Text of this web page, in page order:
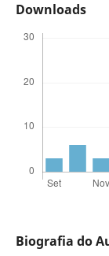
Downloads
Biografia do